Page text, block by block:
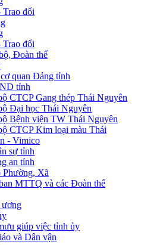
đổi
đổi
Đoàn thể
quan Đảng tỉnh
tỉnh
CTCP Gang thép Thái Nguyên
Đại học Thái Nguyên
Bệnh viện TW Thái Nguyên
CTCP Kim loại màu Thái
- Vimico
sự tỉnh
an tỉnh
Xã
MTTQ và các Đoàn thể
ương
giúp việc tỉnh ủy
và Dân vận